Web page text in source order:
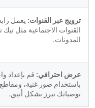
ترويج عبر القنوات:
المدونات.
عرض احترافي:
توصياتك تبرز بشكل أنيق.